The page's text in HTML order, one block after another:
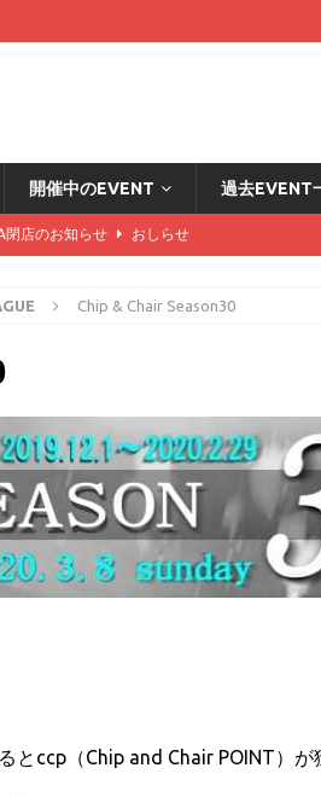
開催中のEVENT 過去EVENT
閉店のお知らせ おしらせ
ード2倍の方々はこちら おしらせ
ード2倍の方々はこちら
Chip & Chair Season30
とccp（Chip and Chair POINT）が